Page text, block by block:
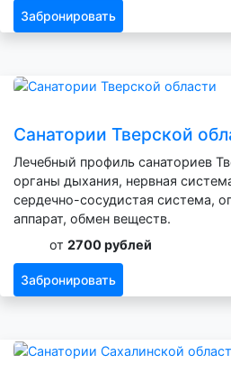
Забронировать
Санатории Тверской
Лечебный профиль санаториев
органы дыхания, нервная
сердечно-сосудистая система,
аппарат, обмен веществ.
от 2700 рублей
Забронировать